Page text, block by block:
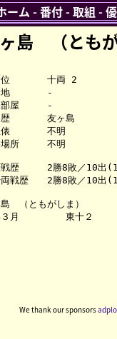
島 （とも
　　　　十両 2
　　　　-
屋　　　-
　　　　友ヶ島
　　　　不明
所　　　不明
歴　　　2勝8敗／10出
戦歴　　2勝8敗／10出
　（ともがしま）
ーム -番付-取組 -
We thank our sponsors